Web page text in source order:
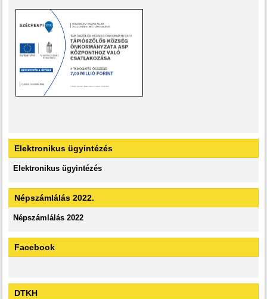
Elektronikus ügyintézés
Elektronikus ügyintézés
Népszámlálás 2022.
Népszámlálás 2022
Facebook
DTKH